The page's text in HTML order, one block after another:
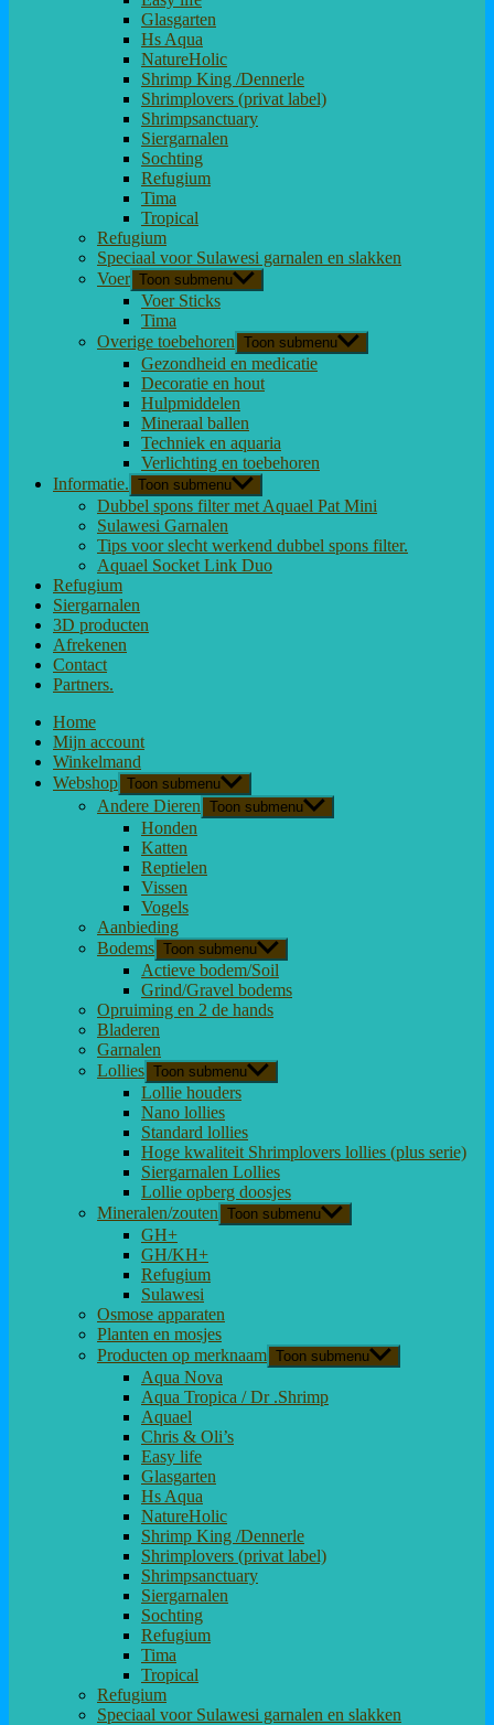
Glasgarten
Hs Aqua
NatureHolic
Shrimp King /Dennerle
Shrimplovers (privat label)
Shrimpsanctuary
Siergarnalen
Sochting
Refugium
Tima
Tropical
Refugium
Speciaal voor Sulawesi garnalen en slakken
Voer Toon submenu
Voer Sticks
Tima
Overige toebehoren Toon submenu
Gezondheid en medicatie
Decoratie en hout
Hulpmiddelen
Mineraal ballen
Techniek en aquaria
Verlichting en toebehoren
Informatie. Toon submenu
Dubbel spons filter met Aquael Pat Mini
Sulawesi Garnalen
Tips voor slecht werkend dubbel spons filter.
Aquael Socket Link Duo
Refugium
Siergarnalen
3D producten
Afrekenen
Contact
Partners.
Home
Mijn account
Winkelmand
Webshop Toon submenu
Andere Dieren Toon submenu
Honden
Katten
Reptielen
Vissen
Vogels
Aanbieding
Bodems Toon submenu
Actieve bodem/Soil
Grind/Gravel bodems
Opruiming en 2 de hands
Bladeren
Garnalen
Lollies Toon submenu
Lollie houders
Nano lollies
Standard lollies
Hoge kwaliteit Shrimplovers lollies (plus serie)
Siergarnalen Lollies
Lollie opberg doosjes
Mineralen/zouten Toon submenu
GH+
GH/KH+
Refugium
Sulawesi
Osmose apparaten
Planten en mosjes
Producten op merknaam Toon submenu
Aqua Nova
Aqua Tropica / Dr .Shrimp
Aquael
Chris & Oli’s
Easy life
Glasgarten
Hs Aqua
NatureHolic
Shrimp King /Dennerle
Shrimplovers (privat label)
Shrimpsanctuary
Siergarnalen
Sochting
Refugium
Tima
Tropical
Refugium
Speciaal voor Sulawesi garnalen en slakken